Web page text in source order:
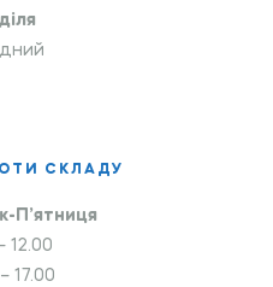
СКЛАДУ
П’ятниця
12.00
17.00